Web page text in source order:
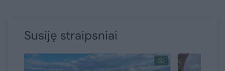
Susiję straipsniai